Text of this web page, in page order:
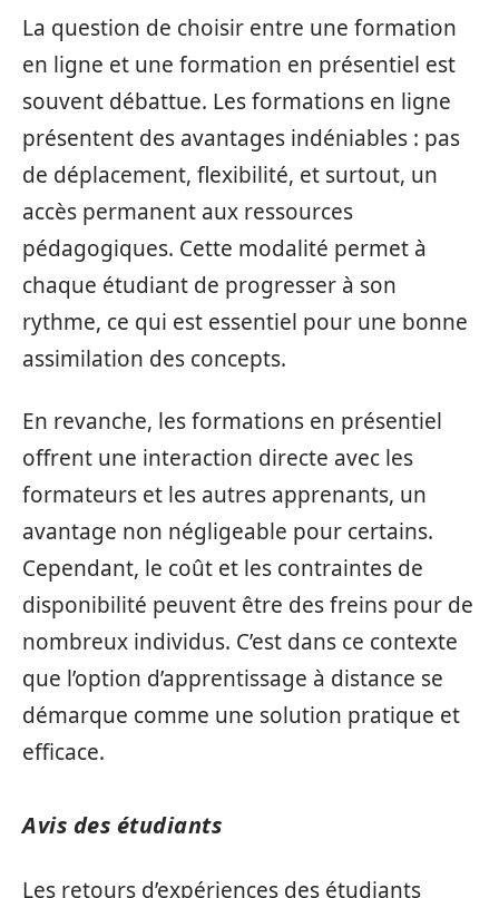
La question de choisir entre une formation
en ligne et une formation en présentiel est
souvent débattue. Les formations en ligne
présentent des avantages indéniables : pas
de déplacement, flexibilité, et surtout, un
accès permanent aux ressources
pédagogiques. Cette modalité permet à
chaque étudiant de progresser à son
rythme, ce qui est essentiel pour une bonne
assimilation des concepts.
En revanche, les formations en présentiel
offrent une interaction directe avec les
formateurs et les autres apprenants, un
avantage non négligeable pour certains.
Cependant, le coût et les contraintes de
disponibilité peuvent être des freins pour de
nombreux individus. C’est dans ce contexte
que l’option d’apprentissage à distance se
démarque comme une solution pratique et
efficace.
Avis des étudiants
Les retours d’expériences des étudiants